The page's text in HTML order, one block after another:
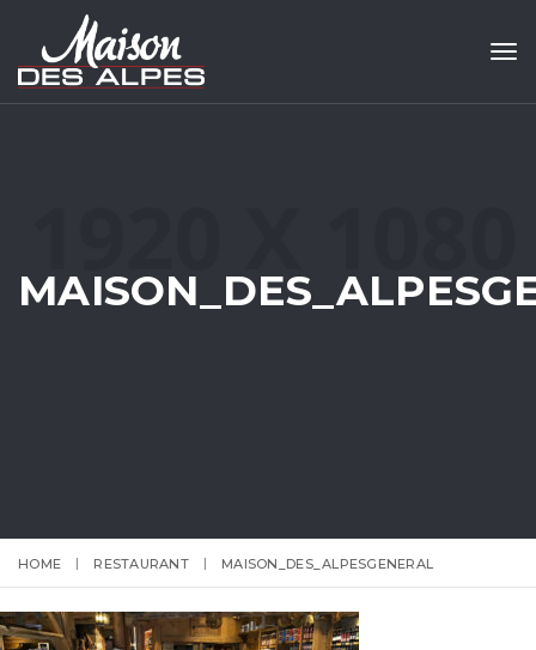
HOME RESTAURANT MAISON_DES_ALPESGENERAL